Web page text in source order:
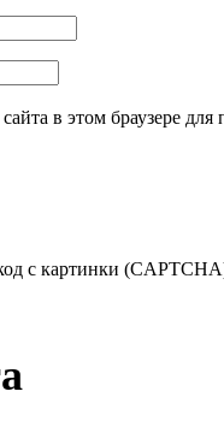
в этом браузере
с картинки